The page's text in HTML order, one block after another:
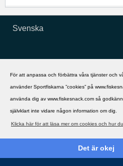
För att anpassa och förbättra våra tjänster och
använder Sportfiskarna ”cookies” på
använda dig av www.fiskesnack.com så
självklart inte vidare någon information om dig.
Klicka här för att läsa mer om cookies och hur
Det är okej
Svenska
Copyright ©2002 - 2021,
Copyright © 2026 MH
All times are